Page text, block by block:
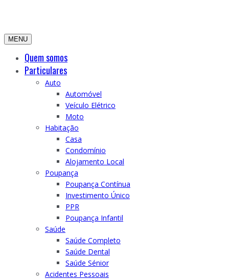
MENU
Quem somos
Particulares
Auto
Automóvel
Veículo Elétrico
Moto
Habitação
Casa
Condomínio
Alojamento Local
Poupança
Poupança Contínua
Investimento Único
PPR
Poupança Infantil
Saúde
Saúde Completo
Saúde Dental
Saúde Sénior
Acidentes Pessoais